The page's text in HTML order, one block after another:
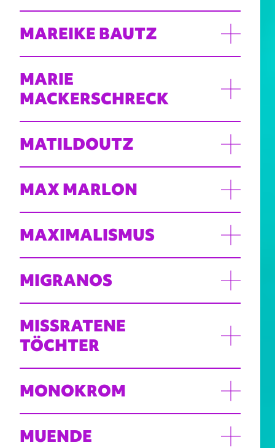
MAREIKE BAUTZ
MARIE
MACKERSCHRECK
MATILDOUTZ
MAX MARLON
MAXIMALISMUS
MIGRANOS
MISSRATENE
TÖCHTER
MONOKROM
MUENDE